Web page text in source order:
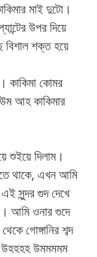
মাই দুটো।
উপর দিয়ে
বিশাল শক্ত হয়ে
কাকিমা কোমর
আহ কাকিমার
শুইয়ে দিলাম।
থাকে, এখন আমি
সুন্দর গুদ দেখে
আমি ওনার গুদে
গোঙ্গানির শব্দ
উমমমমম